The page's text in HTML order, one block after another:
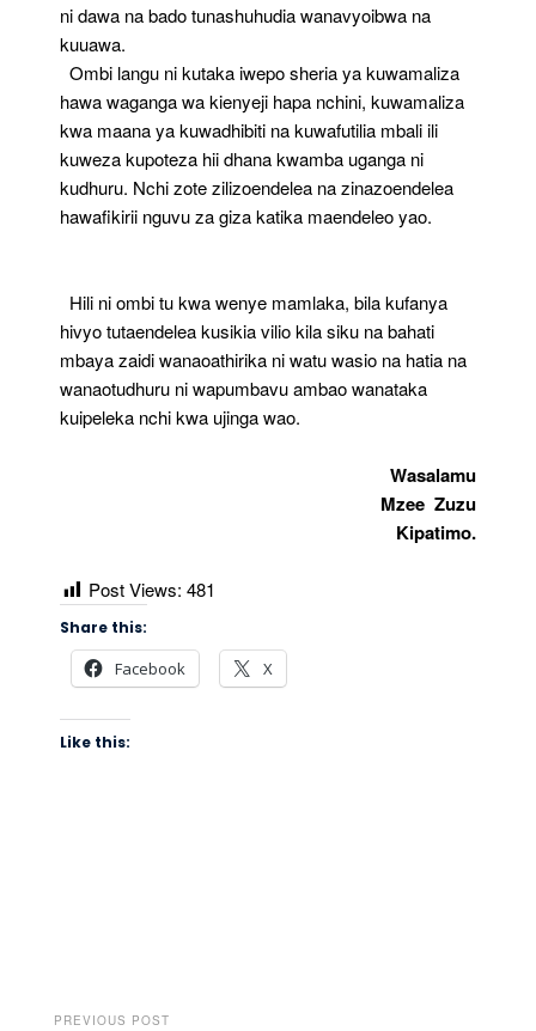
ni dawa na bado tunashuhudia wanavyoibwa na
kuuawa.
Ombi langu ni kutaka iwepo sheria ya kuwamaliza
hawa waganga wa kienyeji hapa nchini, kuwamaliza
kwa maana ya kuwadhibiti na kuwafutilia mbali ili
kuweza kupoteza hii dhana kwamba uganga ni
kudhuru. Nchi zote zilizoendelea na zinazoendelea
hawafikirii nguvu za giza katika maendeleo yao.
Hili ni ombi tu kwa wenye mamlaka, bila kufanya
hivyo tutaendelea kusikia vilio kila siku na bahati
mbaya zaidi wanaoathirika ni watu wasio na hatia na
wanaotudhuru ni wapumbavu ambao wanataka
kuipeleka nchi kwa ujinga wao.
Wasalamu
Mzee Zuzu
Kipatimo.
Post Views: 481
Share this:
Facebook X
Like this:
PREVIOUS POST